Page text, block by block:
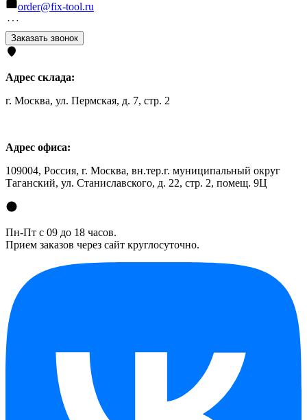
order@fix-tool.ru
Заказать звонок
Адрес склада:
г. Москва, ул. Пермская, д. 7, стр. 2
Адрес офиса:
109004, Россия, г. Москва, вн.тер.г. муниципальный округ
Таганский, ул. Станиславского, д. 22, стр. 2, помещ. 9Ц
Пн-Пт с 09 до 18 часов.
Прием заказов через сайт круглосуточно.